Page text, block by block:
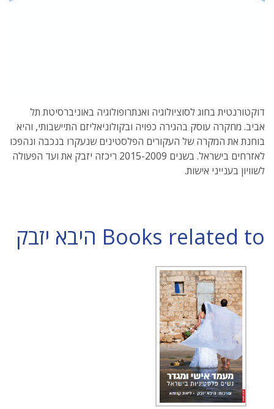
דוקטורנטית בחוג לסוציולוגיה ואנתרופולוגיה באוניברסיטת תל
אביב. מחקרה עוסק בהגירה כפויה ובקולוניאליזם התיישבותי, והיא
בוחנת את המקרה של העקורים הפלסטינים שנעקרו בנכבה ונהפכו
לאזרחים בישראל. בשנים 2015-2009 ריכזה יזבק את ועד הפעולה
לשוויון בענייני אישות.
Books related to היבא יזבק